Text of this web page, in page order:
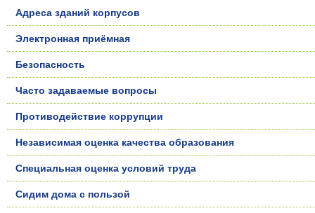
Адреса зданий корпусов
Электронная приёмная
Безопасность
Часто задаваемые вопросы
Противодействие коррупции
Независимая оценка качества образования
Специальная оценка условий труда
Сидим дома с пользой